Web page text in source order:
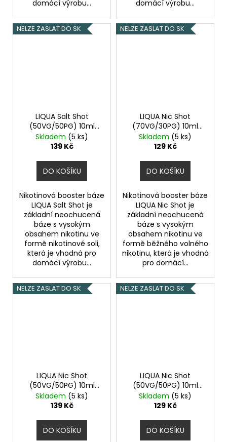
domácí výrobu...
domácí výrobu...
NELZE ZASLAT DO SK
LIQUA Salt Shot
(50VG/50PG) 10ml
5mg
Skladem (5 ks)
139 Kč
DO KOŠÍKU
Nikotinová booster báze
LIQUA Salt Shot je
základní neochucená
báze s vysokým
obsahem nikotinu ve
formě nikotinové soli,
která je vhodná pro
domácí výrobu...
NELZE ZASLAT DO SK
LIQUA Nic Shot
(70VG/30PG) 10ml
5mg
Skladem (5 ks)
129 Kč
DO KOŠÍKU
Nikotinová booster báze
LIQUA Nic Shot je
základní neochucená
báze s vysokým
obsahem nikotinu ve
formě běžného volného
nikotinu, která je vhodná
pro domácí...
NELZE ZASLAT DO SK
LIQUA Nic Shot
(50VG/50PG) 10ml
15mg
Skladem (5 ks)
139 Kč
DO KOŠÍKU
NELZE ZASLAT DO SK
LIQUA Nic Shot
(50VG/50PG) 10ml
10mg
Skladem (5 ks)
129 Kč
DO KOŠÍKU